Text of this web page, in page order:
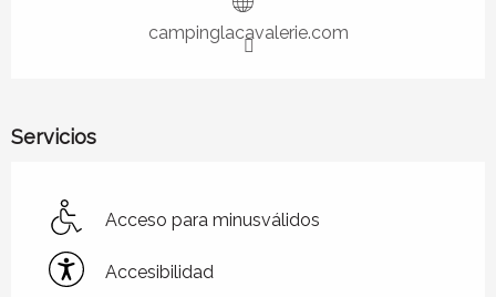
campinglacavalerie.com
Servicios
Acceso para minusválidos
Accesibilidad